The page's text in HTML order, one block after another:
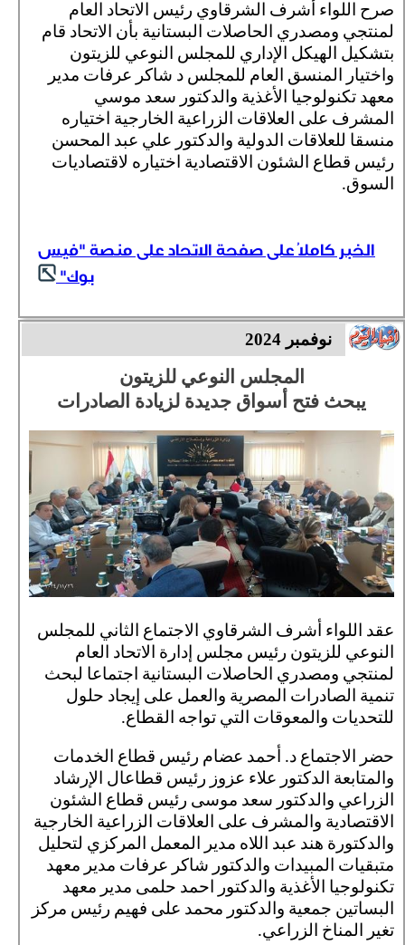
صرح اللواء أشرف الشرقاوي رئيس الاتحاد العام
لمنتجي ومصدري الحاصلات البستانية بأن الاتحاد قام
بتشكيل الهيكل الإداري للمجلس النوعي للزيتون
واختيار المنسق العام للمجلس د شاكر عرفات مدير
معهد تكنولوجيا الأغذية والدكتور سعد موسي
المشرف على العلاقات الزراعية الخارجية اختياره
منسقا للعلاقات الدولية والدكتور علي عبد المحسن
رئيس قطاع الشئون الاقتصادية اختياره لاقتصاديات
السوق.
الخبر كاملُا على صفحة الاتحاد على منصة "فيس
بوك"
نوفمبر 2024
المجلس النوعي للزيتون
يبحث فتح أسواق جديدة لزيادة الصادرات
عقد اللواء أشرف الشرقاوي الاجتماع الثاني للمجلس
النوعي للزيتون رئيس مجلس إدارة الاتحاد العام
لمنتجي ومصدري الحاصلات البستانية اجتماعا لبحث
تنمية الصادرات المصرية والعمل على إيجاد حلول
للتحديات والمعوقات التي تواجه القطاع.
حضر الاجتماع د. أحمد عضام رئيس قطاع الخدمات
والمتابعة الدكتور علاء عزوز رئيس قطاعال الإرشاد
الزراعي والدكتور سعد موسى رئيس قطاع الشئون
الاقتصادية والمشرف على العلاقات الزراعية الخارجية
والدكتورة هند عبد اللاه مدير المعمل المركزي لتحليل
متبقيات المبيدات والدكتور شاكر عرفات مدير معهد
تكنولوجيا الأغذية والدكتور احمد حلمى مدير معهد
البساتين جمعية والدكتور محمد على فهيم رئيس مركز
تغير المناخ الزراعي.